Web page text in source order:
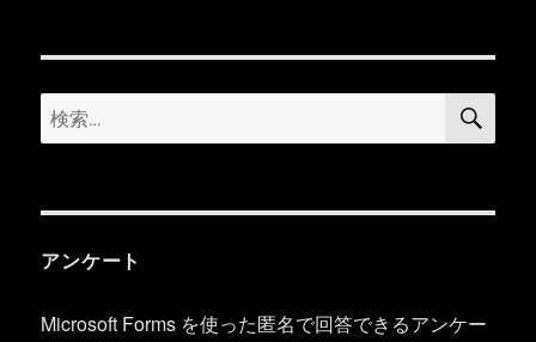
検
索:
検
アンケート
Microsoft Forms を使った匿名で回答できるアンケー